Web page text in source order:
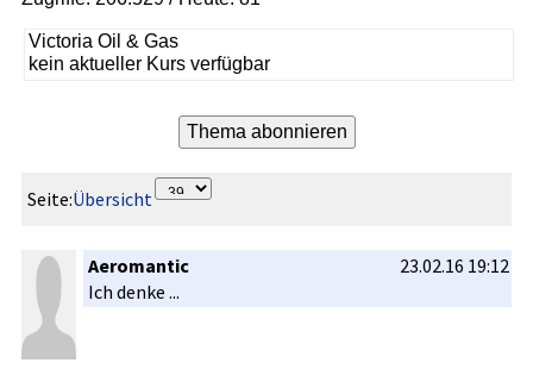
Victoria Oil & Gas
kein aktueller Kurs verfügbar
Seite:Übersicht
Aeromantic
23.02.16 19:12
Ich denke ...